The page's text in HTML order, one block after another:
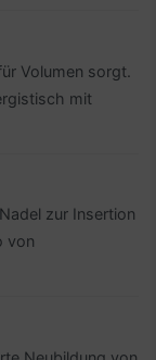
Volumen sorgt.
mit
zur Insertion
von